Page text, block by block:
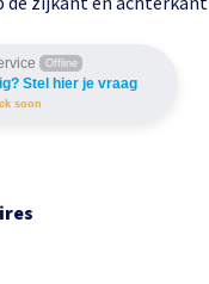
Offline
Stel hier je vraag
soon